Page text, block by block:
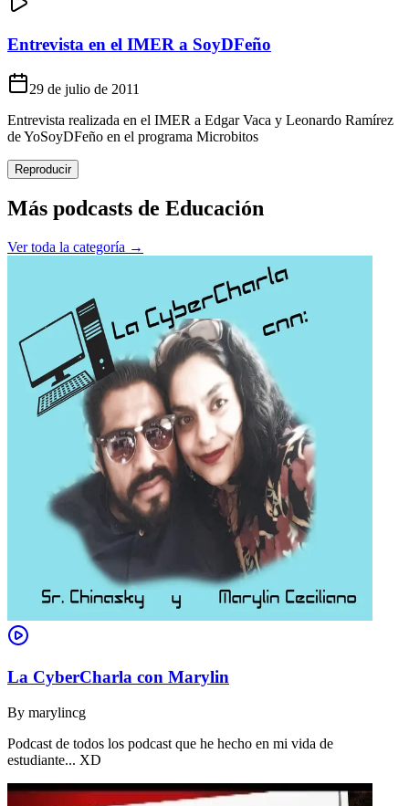
Entrevista en el IMER a SoyDFeño
29 de julio de 2011
Entrevista realizada en el IMER a Edgar Vaca y Leonardo Ramírez
de YoSoyDFeño en el programa Microbitos
Reproducir
Más podcasts de Educación
Ver toda la categoría →
La CyberCharla con Marylin
By marylincg
Podcast de todos los podcast que he hecho en mi vida de
estudiante... XD